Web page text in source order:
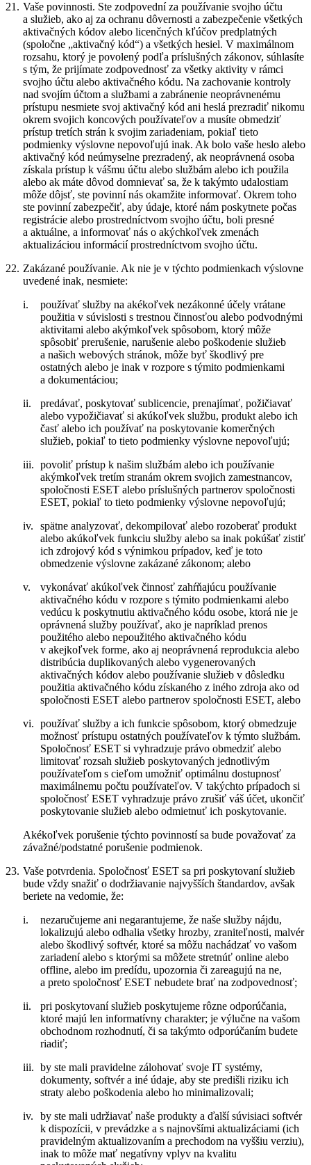
21. Vaše povinnosti. Ste zodpovední za používanie svojho účtu
a služieb, ako aj za ochranu dôvernosti a zabezpečenie všetkých
aktivačných kódov alebo licenčných kľúčov predplatných
(spoločne „aktivačný kód“) a všetkých hesiel. V maximálnom
rozsahu, ktorý je povolený podľa príslušných zákonov, súhlasíte
s tým, že prijímate zodpovednosť za všetky aktivity v rámci
svojho účtu alebo aktivačného kódu. Na zachovanie kontroly
nad svojím účtom a službami a zabránenie neoprávnenému
prístupu nesmiete svoj aktivačný kód ani heslá prezradiť nikomu
okrem svojich koncových používateľov a musíte obmedziť
prístup tretích strán k svojim zariadeniam, pokiaľ tieto
podmienky výslovne nepovoľujú inak. Ak bolo vaše heslo alebo
aktivačný kód neúmyselne prezradený, ak neoprávnená osoba
získala prístup k vášmu účtu alebo službám alebo ich použila
alebo ak máte dôvod domnievať sa, že k takýmto udalostiam
môže dôjsť, ste povinní nás okamžite informovať. Okrem toho
ste povinní zabezpečiť, aby údaje, ktoré nám poskytnete počas
registrácie alebo prostredníctvom svojho účtu, boli presné
a aktuálne, a informovať nás o akýchkoľvek zmenách
aktualizáciou informácií prostredníctvom svojho účtu.
22. Zakázané používanie. Ak nie je v týchto podmienkach výslovne
uvedené inak, nesmiete:
i.
používať služby na akékoľvek nezákonné účely vrátane
použitia v súvislosti s trestnou činnosťou alebo podvodnými
aktivitami alebo akýmkoľvek spôsobom, ktorý môže
spôsobiť prerušenie, narušenie alebo poškodenie služieb
a našich webových stránok, môže byť škodlivý pre
ostatných alebo je inak v rozpore s týmito podmienkami
a dokumentáciou;
ii.
predávať, poskytovať sublicencie, prenajímať, požičiavať
alebo vypožičiavať si akúkoľvek službu, produkt alebo ich
časť alebo ich používať na poskytovanie komerčných
služieb, pokiaľ to tieto podmienky výslovne nepovoľujú;
iii. povoliť prístup k našim službám alebo ich používanie
akýmkoľvek tretím stranám okrem svojich zamestnancov,
spoločnosti ESET alebo príslušných partnerov spoločnosti
ESET, pokiaľ to tieto podmienky výslovne nepovoľujú;
iv.
spätne analyzovať, dekompilovať alebo rozoberať produkt
alebo akúkoľvek funkciu služby alebo sa inak pokúšať zistiť
ich zdrojový kód s výnimkou prípadov, keď je toto
obmedzenie výslovne zakázané zákonom; alebo
v.
vykonávať akúkoľvek činnosť zahŕňajúcu používanie
aktivačného kódu v rozpore s týmito podmienkami alebo
vedúcu k poskytnutiu aktivačného kódu osobe, ktorá nie je
oprávnená služby používať, ako je napríklad prenos
použitého alebo nepoužitého aktivačného kódu
v akejkoľvek forme, ako aj neoprávnená reprodukcia alebo
distribúcia duplikovaných alebo vygenerovaných
aktivačných kódov alebo používanie služieb v dôsledku
použitia aktivačného kódu získaného z iného zdroja ako od
spoločnosti ESET alebo partnerov spoločnosti ESET, alebo
vi. používať služby a ich funkcie spôsobom, ktorý obmedzuje
možnosť prístupu ostatných používateľov k týmto službám.
Spoločnosť ESET si vyhradzuje právo obmedziť alebo
limitovať rozsah služieb poskytovaných jednotlivým
používateľom s cieľom umožniť optimálnu dostupnosť
maximálnemu počtu používateľov. V takýchto prípadoch si
spoločnosť ESET vyhradzuje právo zrušiť váš účet, ukončiť
poskytovanie služieb alebo odmietnuť ich poskytovanie.
Akékoľvek porušenie týchto povinností sa bude považovať za
závažné/podstatné porušenie podmienok.
23. Vaše potvrdenia. Spoločnosť ESET sa pri poskytovaní služieb
bude vždy snažiť o dodržiavanie najvyšších štandardov, avšak
beriete na vedomie, že:
i.
nezaručujeme ani negarantujeme, že naše služby nájdu,
lokalizujú alebo odhalia všetky hrozby, zraniteľnosti, malvér
alebo škodlivý softvér, ktoré sa môžu nachádzať vo vašom
zariadení alebo s ktorými sa môžete stretnúť online alebo
offline, alebo im predídu, upozornia či zareagujú na ne,
a preto spoločnosť ESET nebudete brať na zodpovednosť;
ii.
pri poskytovaní služieb poskytujeme rôzne odporúčania,
ktoré majú len informatívny charakter; je výlučne na vašom
obchodnom rozhodnutí, či sa takýmto odporúčaním budete
riadiť;
iii. by ste mali pravidelne zálohovať svoje IT systémy,
dokumenty, softvér a iné údaje, aby ste predišli riziku ich
straty alebo poškodenia alebo ho minimalizovali;
iv.
by ste mali udržiavať naše produkty a ďalší súvisiaci softvér
k dispozícii, v prevádzke a s najnovšími aktualizáciami (ich
pravidelným aktualizovaním a prechodom na vyššiu verziu),
inak to môže mať negatívny vplyv na kvalitu